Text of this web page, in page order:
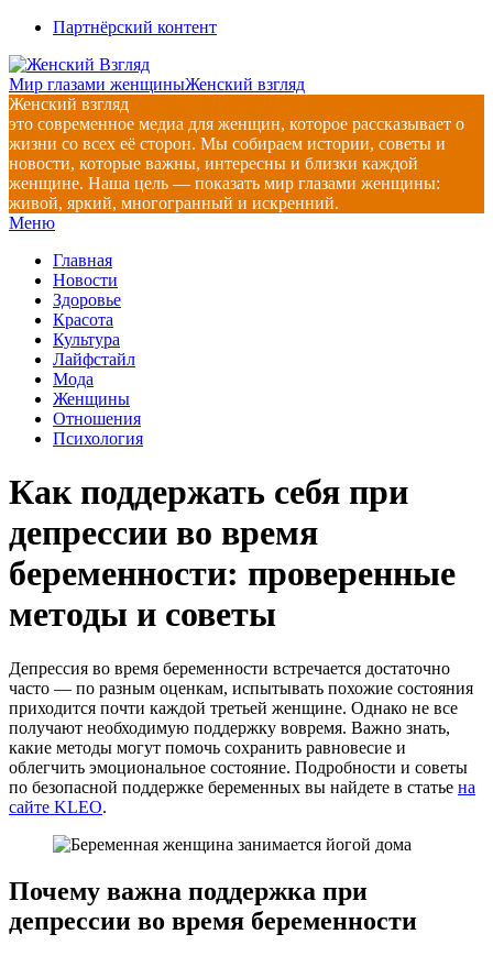
Перейти
содержимому
Партнёрский контент
Мир глазами женщиныЖенский взгляд
Женский взгляд
это современное медиа для женщин, которое рассказывает о
жизни со всех её сторон. Мы собираем истории, советы и
новости, которые важны, интересны и близки каждой
женщине. Наша цель — показать мир глазами женщины:
живой, яркий, многогранный и искренний.
Главное
меню
Меню
Главная
Новости
Здоровье
Красота
Культура
Лайфстайл
Мода
Женщины
Отношения
Психология
Как поддержать себя при
депрессии во время
беременности: проверенные
методы и советы
Депрессия во время беременности встречается достаточно
часто — по разным оценкам, испытывать похожие состояния
приходится почти каждой третьей женщине. Однако не все
получают необходимую поддержку вовремя. Важно знать,
какие методы могут помочь сохранить равновесие и
облегчить эмоциональное состояние. Подробности и советы
по безопасной поддержке беременных вы найдете в статье на
сайте KLEO.
Почему важна поддержка при
депрессии во время беременности